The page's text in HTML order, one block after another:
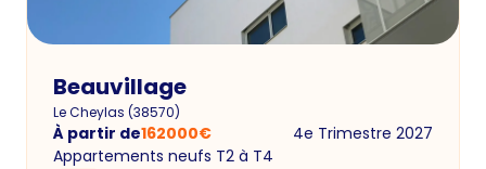
Beauvillage
Le Cheylas (38570)
À partir de162000€
4e Trimestre 2027
Appartements neufs T2 à T4